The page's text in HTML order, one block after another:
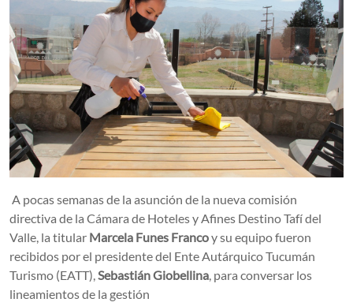
A pocas semanas de la asunción de la nueva comisión
directiva de la Cámara de Hoteles y Afines Destino Tafí del
Valle, la titular Marcela Funes Francoy su equipo fueron
recibidos por el presidente del Ente Autárquico Tucumán
Turismo (EATT),Sebastián Giobellina, para conversar los
lineamientos de la gestión